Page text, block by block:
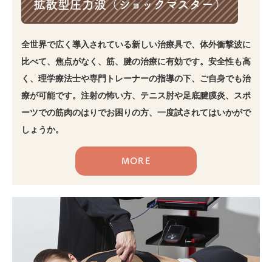
拡散型圧力波（ショックマスター）
全世界で広く導入されている新しい治療具で、体外衝撃波に
比べて、焦点がなく、筋、腱の治療に有効です。安全性も高
く、理学療法士や専門トレーナーの指導の下、ご自身でも治
療が可能です。注射の怖い方、テニス肘や足底腱膜炎、スポ
ーツでの筋肉のはりでお困りの方、一度試されてはいかがで
しょうか。
MORE